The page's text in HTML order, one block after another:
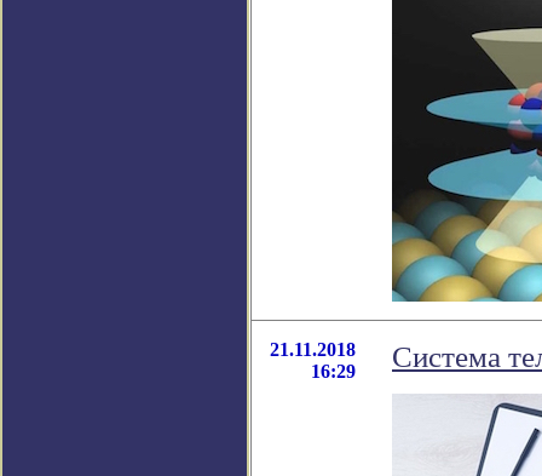
21.11.2018
16:29
Система